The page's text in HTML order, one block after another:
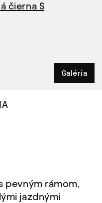
Galéria
pevným rámom,
jazdnými